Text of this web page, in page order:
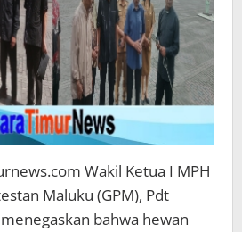
Wakil Ketua I MPH
Maluku (GPM), Pdt
bahwa hewan